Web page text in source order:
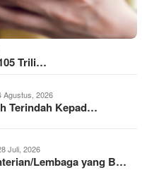
Trili…
Agustus, 2026
Terindah Kepad…
Juli, 2026
Lembaga yang B…